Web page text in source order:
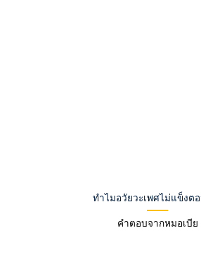
ทำไมอวัยวะเพศไม่แข็งตอ
คำตอบจากหมอเบีย